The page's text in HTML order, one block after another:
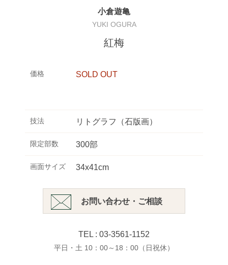
小倉遊亀
YUKI OGURA
紅梅
価格 SOLD OUT
技法 リトグラフ（石版画）
限定部数 300部
画面サイズ 34x41cm
お問い合わせ・ご相談
TEL : 03-3561-1152
平日・土 10：00～18：00（日祝休）